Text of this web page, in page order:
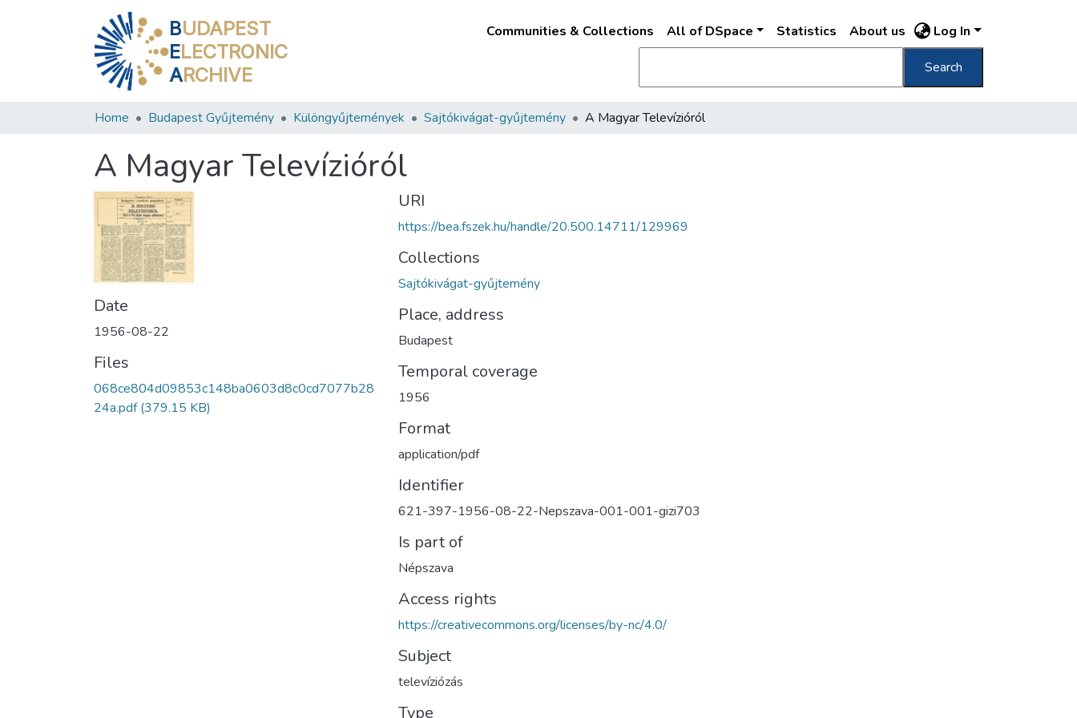
BUDAPEST
ELECTRONIC
ARCHIVE
Communities & Collections All of DSpace Statistics About us Log In
Search
Home Budapest Gyűjtemény Különgyűjtemények Sajtókivágat-gyűjtemény A Magyar Televízióról
A Magyar Televízióról
Date
1956-08-22
Files
068ce804d09853c148ba0603d8c0cd7077b28
24a.pdf(379.15 KB)
URI
https://bea.fszek.hu/handle/20.500.14711/129969
Collections
Sajtókivágat-gyűjtemény
Place, address
Budapest
Temporal coverage
1956
Format
application/pdf
Identifier
621-397-1956-08-22-Nepszava-001-001-gizi703
Is part of
Népszava
Access rights
https://creativecommons.org/licenses/by-nc/4.0/
Subject
televíziózás
Type